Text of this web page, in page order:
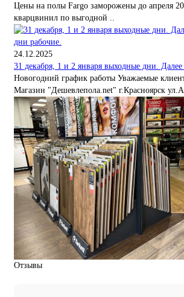
Цены на полы Fargo заморожены до апреля
кварцвинил по выгодной ..
24.12.2025
31 декабря, 1 и 2 января выходные дни. Далее
Новогодний график работы Уважаемые
Магазин "Дешевлепола.net" г.Красноярск
Отзывы